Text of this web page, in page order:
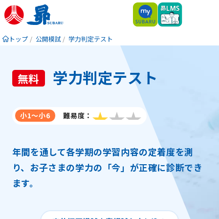
トップ 公開模試 学力判定テスト
無料 学力判定テスト
小1～小6 難易度 3つ星のうち1
年間を通して各学期の学習内容の定着度を測
り、お子さまの学力の「今」が正確に診断でき
ます。